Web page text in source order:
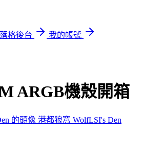
格後台
我的帳號
ARGB機殼開箱
港都狼窩 WolfLSI's Den